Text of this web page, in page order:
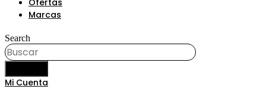
Ofertas
Marcas
Search
Mi Cuenta